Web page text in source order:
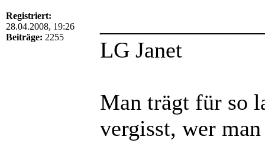
Registriert:
28.04.2008, 19:26
Beiträge: 2255
LG Janet
Man trägt für so
vergisst, wer